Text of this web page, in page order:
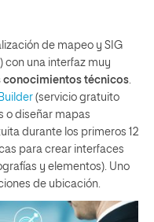
de mapeo y SIG
con una interfaz muy
conocimientos técnicos
(servicio gratuito
o diseñar mapas
durante los primeros 12
para crear interfaces
y elementos). Uno
de ubicación.